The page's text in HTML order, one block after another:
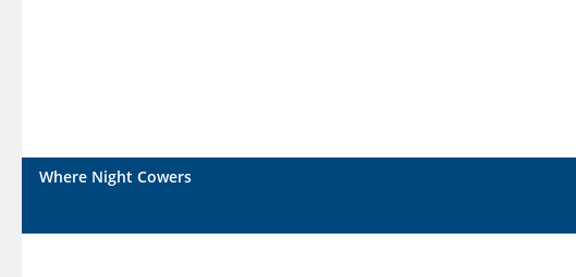
Where Night Cowers